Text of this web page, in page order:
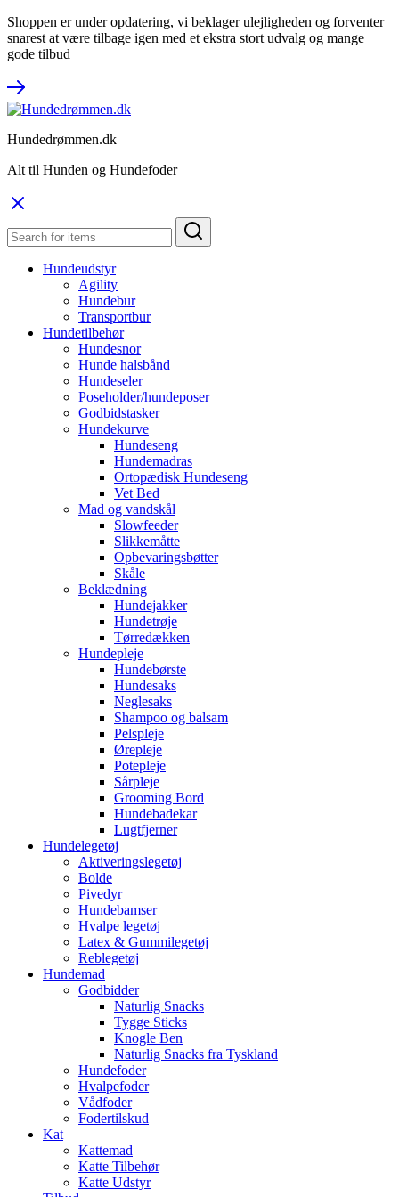
Shoppen er under opdatering, vi beklager ulejligheden og forventer
snarest at være tilbage igen med et ekstra stort udvalg og mange
gode tilbud
Hundedrømmen.dk
Alt til Hunden og Hundefoder
Hundeudstyr
Agility
Hundebur
Transportbur
Hundetilbehør
Hundesnor
Hunde halsbånd
Hundeseler
Poseholder/hundeposer
Godbidstasker
Hundekurve
Hundeseng
Hundemadras
Ortopædisk Hundeseng
Vet Bed
Mad og vandskål
Slowfeeder
Slikkemåtte
Opbevaringsbøtter
Skåle
Beklædning
Hundejakker
Hundetrøje
Tørredækken
Hundepleje
Hundebørste
Hundesaks
Neglesaks
Shampoo og balsam
Pelspleje
Ørepleje
Potepleje
Sårpleje
Grooming Bord
Hundebadekar
Lugtfjerner
Hundelegetøj
Aktiveringslegetøj
Bolde
Pivedyr
Hundebamser
Hvalpe legetøj
Latex & Gummilegetøj
Reblegetøj
Hundemad
Godbidder
Naturlig Snacks
Tygge Sticks
Knogle Ben
Naturlig Snacks fra Tyskland
Hundefoder
Hvalpefoder
Vådfoder
Fodertilskud
Kat
Kattemad
Katte Tilbehør
Katte Udstyr